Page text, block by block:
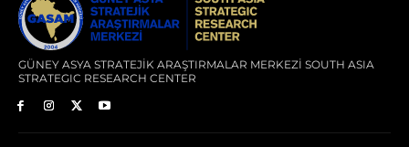
GÜNEY ASYA STRATEJİK ARAŞTIRMALAR MERKEZİ SOUTH ASIA
STRATEGIC RESEARCH CENTER